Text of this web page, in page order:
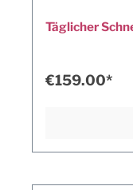
Täglicher
€159.00*